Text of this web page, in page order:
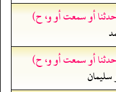
أو سمعت أو و، ح)
أو سمعت أو و، ح)
سليمان